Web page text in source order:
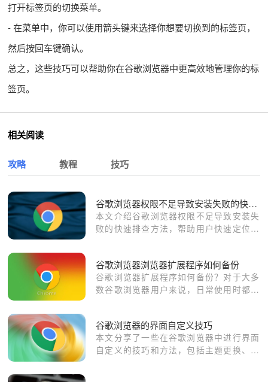
打开标签页的切换菜单。
- 在菜单中，你可以使用箭头键来选择你想要切换到的标签页，
然后按回车键确认。
总之，这些技巧可以帮助你在谷歌浏览器中更高效地管理你的标
签页。
相关阅读
攻略 教程 技巧
谷歌浏览器权限不足导致安装失败的快速排查方法
本文介绍谷歌浏览器权限不足导致安装失
败的快速排查方法，帮助用户快速定位权
谷歌浏览器浏览器扩展程序如何备份
谷歌浏览器扩展程序如何备份？对于大多
数谷歌浏览器用户来说，日常使用时都会
谷歌浏览器的界面自定义技巧
本文分享了一些在谷歌浏览器中进行界面
自定义的技巧和方法，包括主题更换、布